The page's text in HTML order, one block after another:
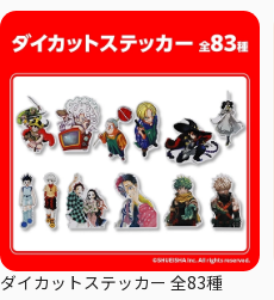
ダイカットステッカー 全83種